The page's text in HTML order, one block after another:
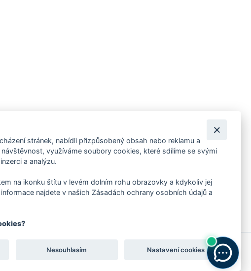
ankety, pozvánky na kulturní a sportovní akce?
stránek, nabídli přizpůsobený obsah nebo reklamu a
využíváme soubory cookies, které sdílíme se svými
a analýzu.
na ikonku štítu v levém dolním rohu obrazovky a kdykoliv jej
najdete v našich Zásadách ochrany osobních údajů a
Nesouhlasím Nastavení cookies